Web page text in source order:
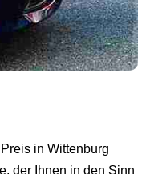
in Wittenburg
der Ihnen in den Sinn